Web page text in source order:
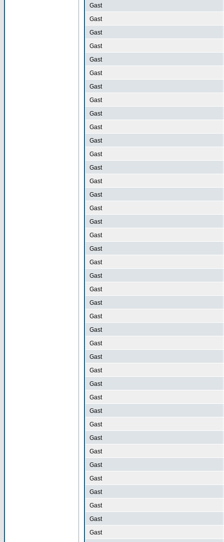
Gast
Gast
Gast
Gast
Gast
Gast
Gast
Gast
Gast
Gast
Gast
Gast
Gast
Gast
Gast
Gast
Gast
Gast
Gast
Gast
Gast
Gast
Gast
Gast
Gast
Gast
Gast
Gast
Gast
Gast
Gast
Gast
Gast
Gast
Gast
Gast
Gast
Gast
Gast
Gast